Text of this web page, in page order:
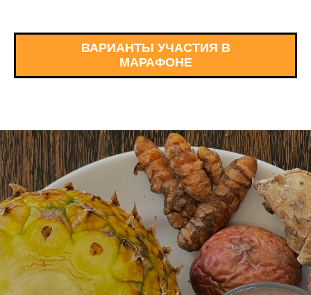
ВАРИАНТЫ УЧАСТИЯ В
МАРАФОНЕ